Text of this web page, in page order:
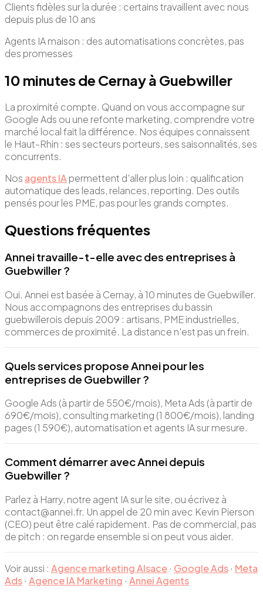
Clients fidèles sur la durée : certains travaillent avec nous
depuis plus de 10 ans
Agents IA maison : des automatisations concrètes, pas
des promesses
10 minutes de Cernay à Guebwiller
La proximité compte. Quand on vous accompagne sur
Google Ads ou une refonte marketing, comprendre votre
marché local fait la différence. Nos équipes connaissent
le Haut-Rhin : ses secteurs porteurs, ses saisonnalités, ses
concurrents.
Nos agents IApermettent d'aller plus loin : qualification
automatique des leads, relances, reporting. Des outils
pensés pour les PME, pas pour les grands comptes.
Questions fréquentes
Annei travaille-t-elle avec des entreprises à
Guebwiller ?
Oui. Annei est basée à Cernay, à 10 minutes de Guebwiller.
Nous accompagnons des entreprises du bassin
guebwillerois depuis 2009 : artisans, PME industrielles,
commerces de proximité. La distance n'est pas un frein.
Quels services propose Annei pour les
entreprises de Guebwiller ?
Google Ads (à partir de 550€/mois), Meta Ads (à partir de
690€/mois), consulting marketing (1 800€/mois), landing
pages (1 590€), automatisation et agents IA sur mesure.
Comment démarrer avec Annei depuis
Guebwiller ?
Parlez à Harry, notre agent IA sur le site, ou écrivez à
contact@annei.fr. Un appel de 20 min avec Kevin Pierson
(CEO) peut être calé rapidement. Pas de commercial, pas
de pitch : on regarde ensemble si on peut vous aider.
Voir aussi : Agence marketing Alsace · Google Ads · Meta
Ads · Agence IA Marketing · Annei Agents